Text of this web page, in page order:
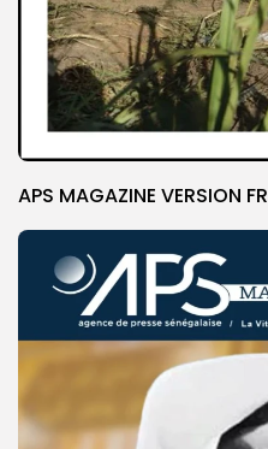
APS MAGAZINE VERSION FR